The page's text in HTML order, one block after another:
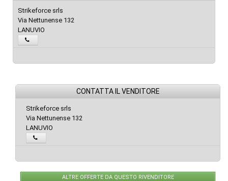
Strikeforce srls
Via Nettunense 132
LANUVIO
CONTATTA IL VENDITORE
Strikeforce srls
Via Nettunense 132
LANUVIO
ALTRE OFFERTE DA QUESTO RIVENDITORE